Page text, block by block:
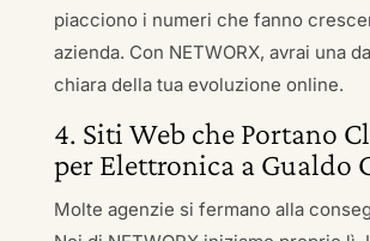
piacciono i numeri che fanno
azienda. Con NETWORX, avrai una
chiara della tua evoluzione online.
4. Siti Web che Portano
per Elettronica a Gualdo
Molte agenzie si fermano alla